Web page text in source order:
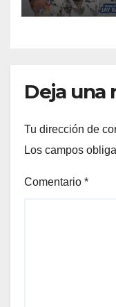
Deja una
Tu dirección de
Los campos
Comentario *